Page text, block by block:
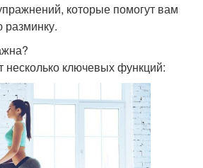
которые помогут вам
разминку.
несколько ключевых функций: